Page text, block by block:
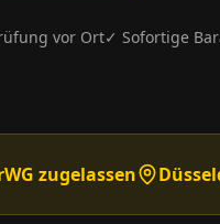
vor Ort✓ Sofortige
zugelassen